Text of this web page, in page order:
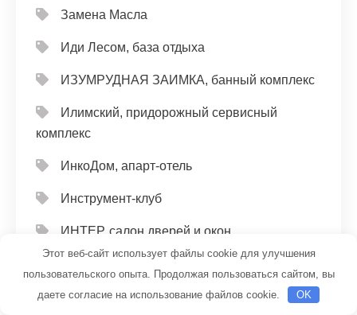
Замена Масла
Иди Лесом, база отдыха
ИЗУМРУДНАЯ ЗАИМКА, банный комплекс
Илимский, придорожный сервисный
комплекс
ИнкоДом, апарт-отель
Инструмент-клуб
ИНТЕР, салон дверей и окон
Иргина, гостиница
Исток, участок банно-прачечного хозяйства
Этот веб-сайт использует файлы cookie для улучшения
пользовательского опыта. Продолжая пользоваться сайтом, вы
даете согласие на использование файлов cookie.
OK